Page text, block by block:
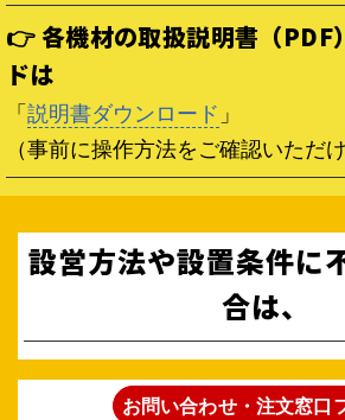
👉 各機材の取扱説明書（PDF
ドは
「説明書ダウンロード 」
（事前に操作方法をご確認いただけ
設営方法や設置条件に
合は、
お問い合わせ・注文窓口